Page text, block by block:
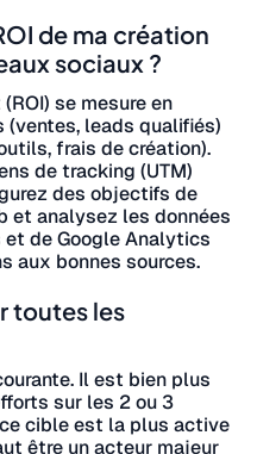
de ma création
sociaux ?
se mesure en
(ventes, leads qualifiés)
frais de création).
de tracking (UTM)
des objectifs de
et analysez les données
de Google Analytics
aux bonnes sources.
toutes les
Il est bien plus
sur les 2 ou 3
cible est la plus active
être un acteur majeur